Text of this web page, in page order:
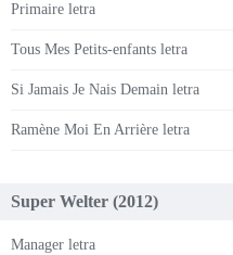
Primaire letra
Tous Mes Petits-enfants letra
Si Jamais Je Nais Demain letra
Ramène Moi En Arrière letra
Super Welter (2012)
Manager letra